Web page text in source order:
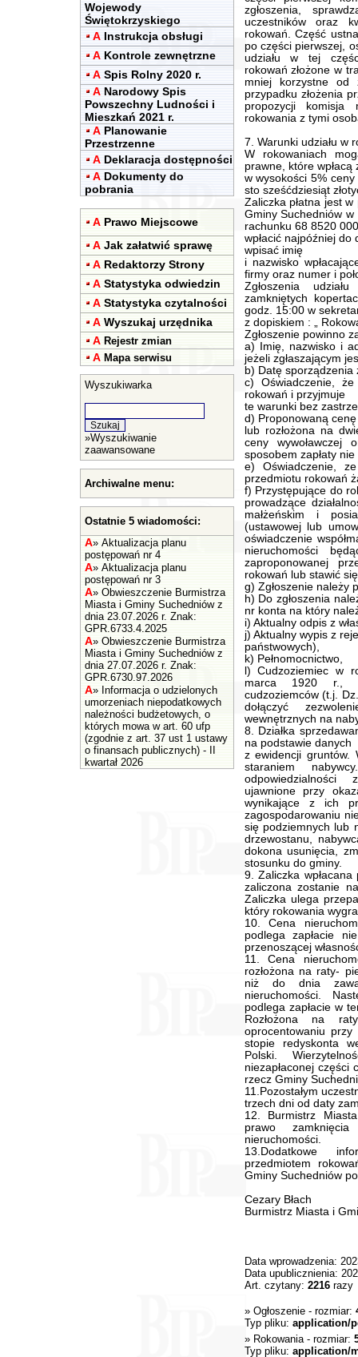
Wojewody
Świętokrzyskiego
A Instrukcja obsługi
A Kontrole zewnętrzne
A Spis Rolny 2020 r.
A Narodowy Spis
Powszechny Ludności i
Mieszkań 2021 r.
A Planowanie
Przestrzenne
A Deklaracja dostępności
A Dokumenty do
pobrania
A Prawo Miejscowe
A Jak załatwić sprawę
A Redaktorzy Strony
A Statystyka odwiedzin
A Statystyka czytalności
A Wyszukaj urzędnika
A Rejestr zmian
A Mapa serwisu
Wyszukiwarka
»Wyszukiwanie
zaawansowane
Archiwalne menu:
Ostatnie 5 wiadomości:
A» Aktualizacja planu
postępowań nr 4
A» Aktualizacja planu
postępowań nr 3
A» Obwieszczenie Burmistrza
Miasta i Gminy Suchedniów z
dnia 23.07.2026 r. Znak:
GPR.6733.4.2025
A» Obwieszczenie Burmistrza
Miasta i Gminy Suchedniów z
dnia 27.07.2026 r. Znak:
GPR.6730.97.2026
A» Informacja o udzielonych
umorzeniach niepodatkowych
należności budżetowych, o
których mowa w art. 60 ufp
(zgodnie z art. 37 ust 1 ustawy
o finansach publicznych) - II
kwartał 2026
zgłoszenia,
uczestników oraz
rokowań. Część
po części pierwszej,
udziału w tej
rokowań złożone w
mniej korzystne od
przypadku złożenia
propozycji komisja
rokowania z tymi
7. Warunki udziału w
W rokowaniach
prawne, które wpłacą
w wysokości 5% ceny
sto sześćdziesiąt
Zaliczka płatna jest
Gminy Suchedniów w
rachunku 68 8520
wpłacić najpóźniej do
wpisać imię
i nazwisko
firmy oraz numer i
Zgłoszenia
zamkniętych
godz. 15:00 w
z dopiskiem : „
Zgłoszenie powinno
a) Imię, nazwisko i
jeżeli zgłaszającym
b) Datę sporządzenia
c) Oświadczenie, że
rokowań i przyjmuje
te warunki bez
d) Proponowaną
lub rozłożona na
ceny wywoławczej
sposobem zapłaty
e) Oświadczenie,
przedmiotu rokowań
f) Przystępujące do
prowadzące
małżeńskim i
(ustawowej lub
oświadczenie
nieruchomości
zaproponowanej
rokowań lub stawić
g) Zgłoszenie należy
h) Do zgłoszenia
nr konta na który
i) Aktualny odpis z
j) Aktualny wypis z
państwowych),
k) Pełnomocnictwo,
l) Cudzoziemiec w
marca 1920 r., o
cudzoziemców (t.j.
dołączyć
wewnętrznych na
8. Działka
na podstawie danych
z ewidencji gruntów.
staraniem
ujawnione przy
wynikające z ich
zagospodarowaniu
się podziemnych lub
drzewostanu,
dokona usunięcia,
stosunku do gminy.
9. Zaliczka
zaliczona zostanie
Zaliczka ulega
który rokowania
10. Cena
podlega zapłacie
przenoszącej
11. Cena
rozłożona na raty-
niż do dnia
nieruchomości.
podlega zapłacie w
Rozłożona na
oprocentowaniu
stopie redyskonta
Polski.
niezapłaconej
rzecz Gminy
11.Pozostałym
trzech dni od daty
12. Burmistrz
prawo
nieruchomości.
13.Dodatkowe
przedmiotem
Gminy Suchedniów
Cezary Błach
Burmistrz Miasta i
Data wprowadzenia:
Data upublicznienia:
Art. czytany: 2216razy
» Ogłoszenie - rozmiar:
Typ pliku: application/
» Rokowania- rozmiar:
Typ pliku: application/